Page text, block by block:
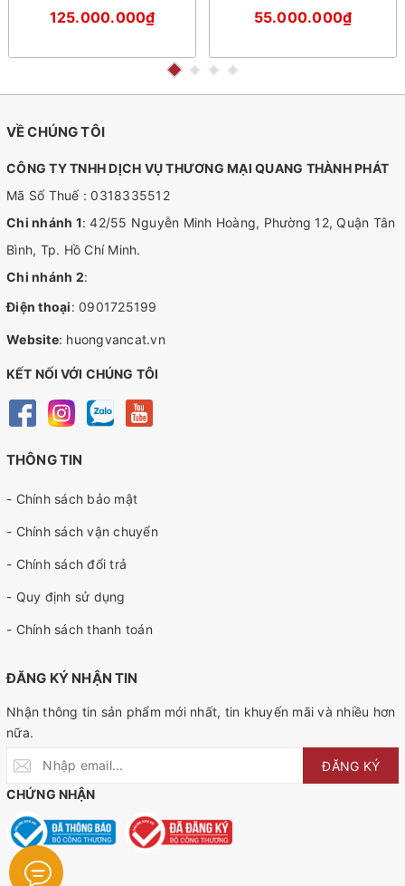
(Hiếm)
125.000.000₫ 55.000.000₫
VỀ CHÚNG TÔI
CÔNG TY TNHH DỊCH VỤ THƯƠNG MẠI QUANG THÀNH PHÁT
Mã Số Thuế : 0318335512
Chi nhánh 1: 42/55 Nguyễn Minh Hoàng, Phường 12, Quận Tân
Bình, Tp. Hồ Chí Minh.
Chi nhánh 2:
Điện thoại: 0901725199
Website: huongvancat.vn
KẾT NỐI VỚI CHÚNG TÔI
THÔNG TIN
- Chính sách bảo mật
- Chính sách vận chuyển
- Chính sách đổi trả
- Quy định sử dụng
- Chính sách thanh toán
ĐĂNG KÝ NHẬN TIN
Nhận thông tin sản phẩm mới nhất, tin khuyến mãi và nhiều hơn
nữa.
ĐĂNG KÝ
CHỨNG NHẬN